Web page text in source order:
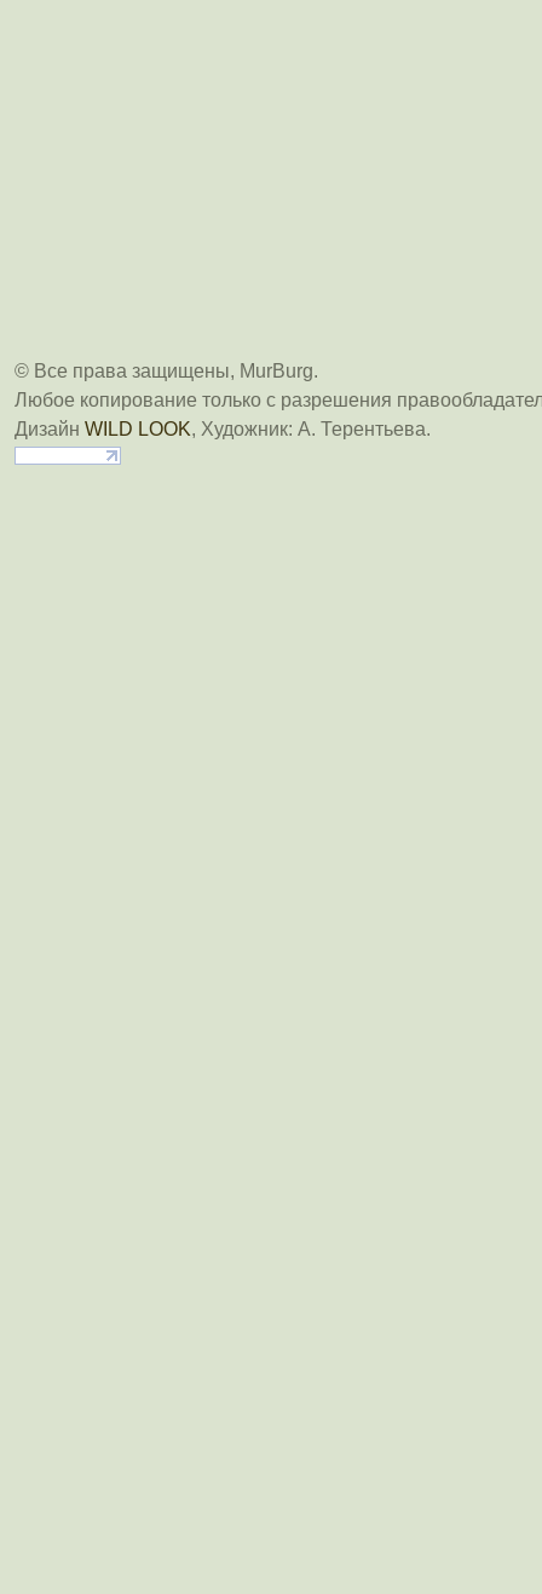
© Все права защищены, MurBurg.
Любое копирование только с разрешения
Дизайн WILD LOOK, Художник: А. Терентьева.